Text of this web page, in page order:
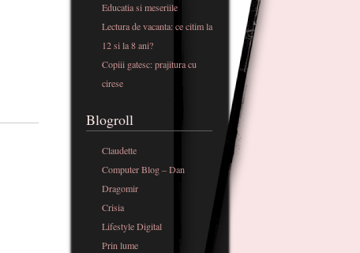
Educatia si meseriile
Lectura de vacanta: ce citim la
12 si la 8 ani?
Copiii gatesc: prajitura cu
cirese
Blogroll
Claudette
Computer Blog – Dan
Dragomir
Crisia
Lifestyle Digital
Prin lume